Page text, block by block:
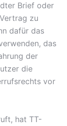
Brief oder
zu
dafür das
das
der
die
vor
hat TT-